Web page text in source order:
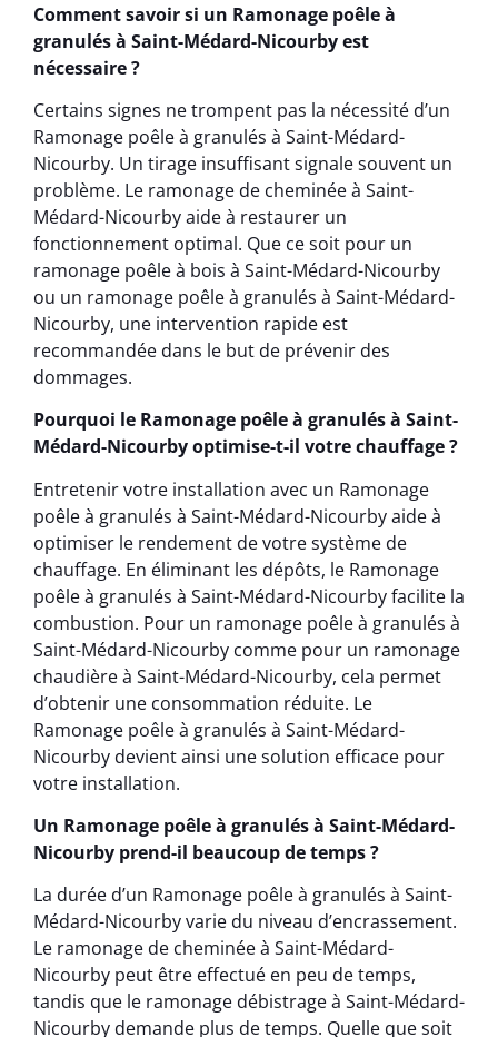
Comment savoir si un Ramonage poêle à
granulés à Saint-Médard-Nicourby est
nécessaire ?
Certains signes ne trompent pas la nécessité d’un
Ramonage poêle à granulés à Saint-Médard-
Nicourby. Un tirage insuffisant signale souvent un
problème. Le ramonage de cheminée à Saint-
Médard-Nicourby aide à restaurer un
fonctionnement optimal. Que ce soit pour un
ramonage poêle à bois à Saint-Médard-Nicourby
ou un ramonage poêle à granulés à Saint-Médard-
Nicourby, une intervention rapide est
recommandée dans le but de prévenir des
dommages.
Pourquoi le Ramonage poêle à granulés à Saint-
Médard-Nicourby optimise-t-il votre chauffage ?
Entretenir votre installation avec un Ramonage
poêle à granulés à Saint-Médard-Nicourby aide à
optimiser le rendement de votre système de
chauffage. En éliminant les dépôts, le Ramonage
poêle à granulés à Saint-Médard-Nicourby facilite la
combustion. Pour un ramonage poêle à granulés à
Saint-Médard-Nicourby comme pour un ramonage
chaudière à Saint-Médard-Nicourby, cela permet
d’obtenir une consommation réduite. Le
Ramonage poêle à granulés à Saint-Médard-
Nicourby devient ainsi une solution efficace pour
votre installation.
Un Ramonage poêle à granulés à Saint-Médard-
Nicourby prend-il beaucoup de temps ?
La durée d’un Ramonage poêle à granulés à Saint-
Médard-Nicourby varie du niveau d’encrassement.
Le ramonage de cheminée à Saint-Médard-
Nicourby peut être effectué en peu de temps,
tandis que le ramonage débistrage à Saint-Médard-
Nicourby demande plus de temps. Quelle que soit